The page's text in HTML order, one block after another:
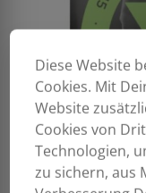
Diese Website
Cookies. Mit
Website
Cookies von
Technologien,
zu sichern, aus